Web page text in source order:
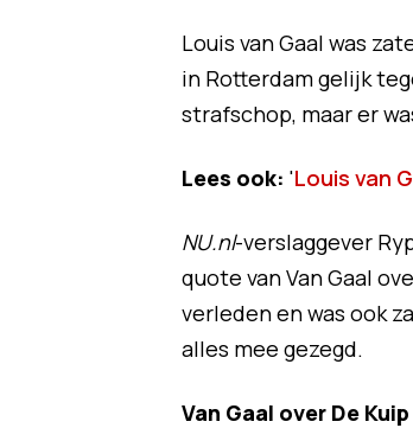
Louis van Gaal was
in Rotterdam gelijk
strafschop, maar er
Lees ook: 'Louis van
NU.nl-verslaggever
quote van Van Gaal
verleden en was ook
alles mee gezegd.
Van Gaal over De Kuip